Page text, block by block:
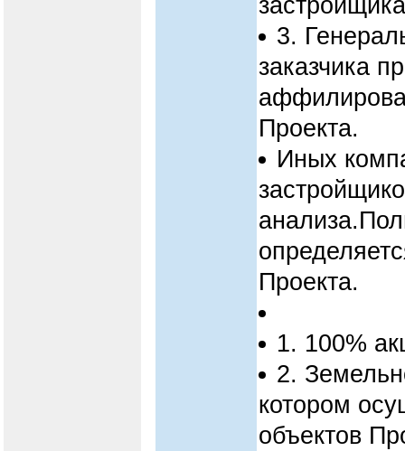
3.
заказчика
Проекта.
Иных
Проекта.
1. 100%
2.
котором
объектов